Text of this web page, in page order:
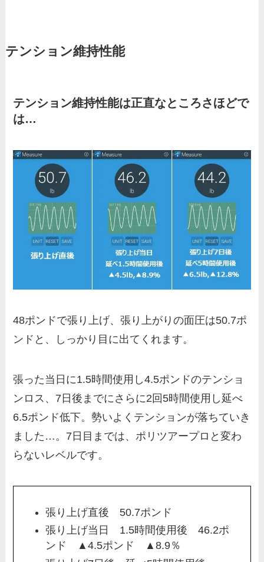
テンション維持性能
テンション維持性能は正直なところさほどで
は…
48ポンドで張り上げ、張り上がりの面圧は50.7ポ
ンドと、しっかり目に出てくれます。
張った当日に1.5時間使用し4.5ポンドのテンショ
ンロス、7日後までにさらに2回5時間使用し延べ
6.5ポンド低下。勢いよくテンションが落ちていき
ました…。7日目までは、ポリツアープロと変わ
らないレベルです。
張り上げ直後 50.7ポンド
張り上げ当日 1.5時間使用後 46.2ポ
ンド ▲4.5ポンド ▲8.9％